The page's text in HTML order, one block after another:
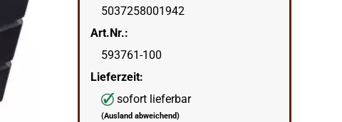
5037258001942
Art.Nr.:
593761-100
Lieferzeit:
sofort lieferbar
(Ausland abweichend)